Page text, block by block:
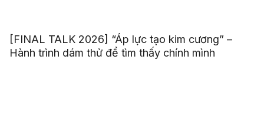
[FINAL TALK 2026] “Áp lực tạo kim cương” –
Hành trình dám thử để tìm thấy chính mình